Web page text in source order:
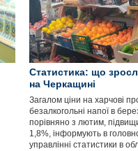
Статистика: що
на Черкащині
Загалом ціни на харчові
безалкогольні напої в
порівняно з лютим,
1,8%, інформують в
управлінні статистики в